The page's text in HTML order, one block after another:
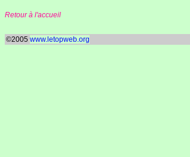
Retour à l'accueil
©2005 www.letopweb.org